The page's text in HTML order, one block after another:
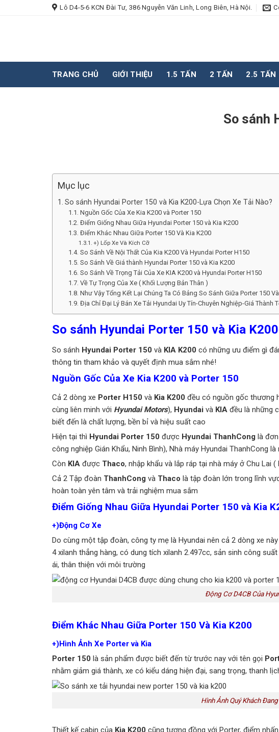
Lô D4-5-6 KCN Đài Tư, 386 Nguyễn Văn Linh, Long Biên, Hà Nội.
TRANG CHỦ GIỚI THIỆU 1.5 TẤN 2 TẤN 2.5 TẤN
So sánh
Mục lục
So sánh Hyundai Porter 150 và Kia K200-Lựa Chọn Xe Tải Nào?
Nguồn Gốc Của Xe Kia K200 và Porter 150
Điểm Giống Nhau Giữa Hyundai Porter 150 và Kia K200
Điểm Khác Nhau Giữa Porter 150 Và Kia K200
+) Lốp Xe Và Kích Cỡ
So Sánh Về Nội Thất Của Kia K200 Và Hyundai Porter H150
So Sánh Về Giá thành Hyundai Porter 150 và Kia K200
So Sánh Về Trọng Tải Của Xe KIA K200 và Hyundai Porter H150
Về Tự Trọng Của Xe ( Khối Lượng Bản Thân )
Như Vậy Tổng Kết Lại Chúng Ta Có Bảng So Sánh Giữa Porter 150
Địa Chỉ Đại Lý Bán Xe Tải Hyundai Uy Tín-Chuyên Nghiệp-Giá Thành
So sánh Hyundai Porter 150 và Kia
So sánh Hyundai Porter 150 và KIA K200 có những ưu điểm gì
thông tin tham khảo và quyết định mua sắm nhé!
Nguồn Gốc Của Xe Kia K200 và Porter 150
Cả 2 dòng xe Porter H150 và Kia K200 đều có nguồn gốc thương
cùng liên minh với Hyundai Motors), Hyundai và KIA đều là những
biết đến là chất lượng, bền bỉ và hiệu suất cao
Hiện tại thì Hyundai Porter 150 được Hyundai ThanhCong là
công nghiệp Gián Khẩu, Ninh Bình), Nhà máy Hyundai ThanhCong
Còn KIA được Thaco, nhập khẩu và lắp ráp tại nhà máy ở Chu Lai (
Cả 2 Tập đoàn ThanhCong và Thaco là tập đoàn lớn trong lĩnh
hoàn toàn yên tâm và trải nghiệm mua sắm
Điểm Giống Nhau Giữa Hyundai Porter 150 và Kia
+)Động Cơ Xe
Do cùng một tập đoàn, công ty mẹ là Hyundai nên cả 2 dòng xe
4 xilanh thẳng hàng, có dung tích xilanh 2.497cc, sản sinh công
ái, thân thiện với môi trường
Động Cơ D4CB Của
Điểm Khác Nhau Giữa Porter 150 Và Kia K200
+)Hình Ảnh Xe Porter và Kia
Porter 150 là sản phẩm được biết đến từ trước nay với tên gọi
nhằm giảm giá thành, xe có kiểu dáng hiện đại, sang trọng, thanh
Hình Ảnh Quý Khách
Thiết kế cabin của Kia K200 cũng tương đồng với Porter, điểm